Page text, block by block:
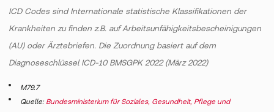
ICD Codes sind Internationale statistische Klassifikationen der
Krankheiten zu finden z.B. auf Arbeitsunfähigkeitsbescheinigungen
(AU) oder Ärztebriefen. Die Zuordnung basiert auf dem
Diagnoseschlüssel ICD-10 BMSGPK 2022 (März 2022)
M79.7
Quelle: Bundesministerium für Soziales, Gesundheit, Pflege und